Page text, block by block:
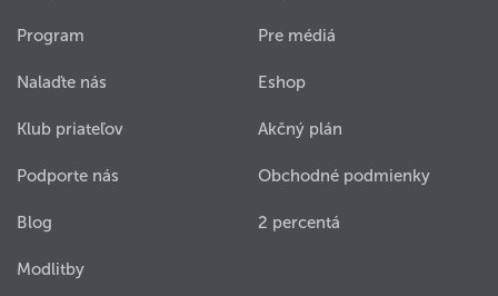
Program
Nalaďte nás
Klub priateľov
Podporte nás
Blog
Modlitby
Pre médiá
Eshop
Akčný plán
Obchodné podmienky
2 percentá